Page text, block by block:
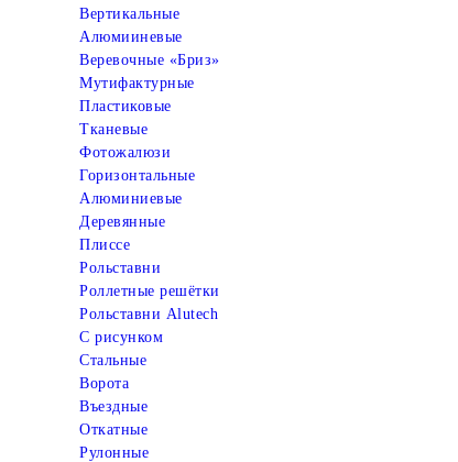
Вертикальные
Алюмииневые
Веревочные «Бриз»
Мутифактурные
Пластиковые
Тканевые
Фотожалюзи
Горизонтальные
Алюминиевые
Деревянные
Плиссе
Рольставни
Роллетные решётки
Рольставни Alutech
С рисунком
Стальные
Ворота
Въездные
Откатные
Рулонные